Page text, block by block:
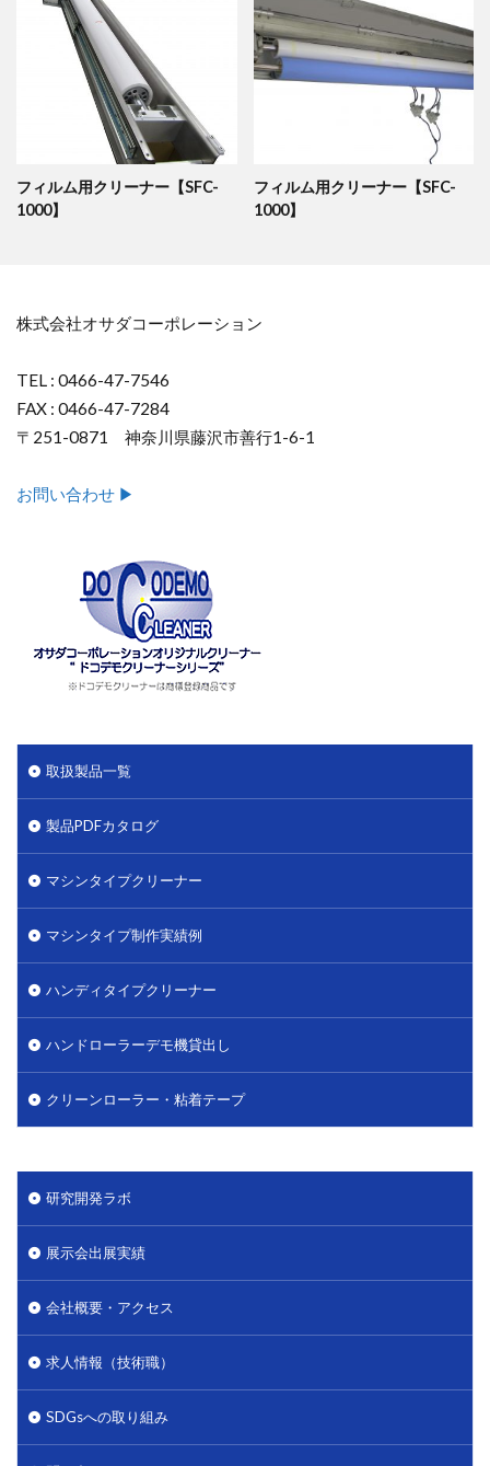
フィルム用クリーナー【SFC-
1000】
フィルム用クリーナー【SFC-
1000】
株式会社オサダコーポレーション
TEL : 0466-47-7546
FAX : 0466-47-7284
〒251-0871 神奈川県藤沢市善行1-6-1
お問い合わせ ▶︎
取扱製品一覧
製品PDFカタログ
マシンタイプクリーナー
マシンタイプ制作実績例
ハンディタイプクリーナー
ハンドローラーデモ機貸出し
クリーンローラー・粘着テープ
研究開発ラボ
展示会出展実績
会社概要・アクセス
求人情報（技術職）
SDGsへの取り組み